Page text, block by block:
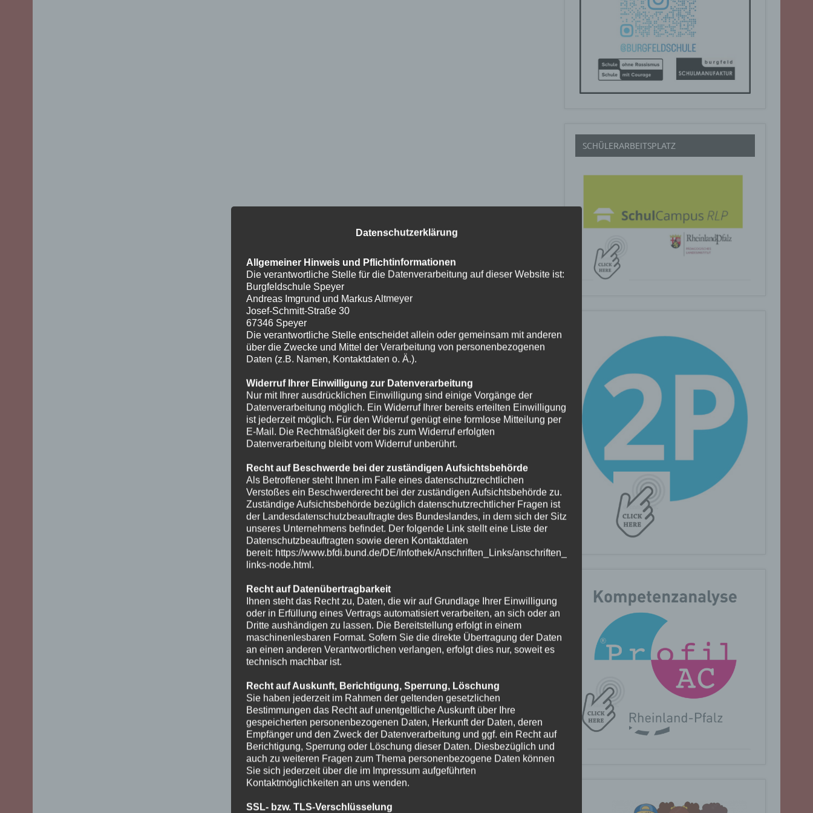
SCHÜLERARBEITSPLATZ
Datenschutzerklärung
Allgemeiner Hinweis und Pflichtinformationen
Die verantwortliche Stelle für die Datenverarbeitung auf dieser Website ist:
Burgfeldschule Speyer
Andreas Imgrund und Markus Altmeyer
Josef-Schmitt-Straße 30
67346 Speyer
Die verantwortliche Stelle entscheidet allein oder gemeinsam mit anderen
über die Zwecke und Mittel der Verarbeitung von personenbezogenen
Daten (z.B. Namen, Kontaktdaten o. Ä.).
Widerruf Ihrer Einwilligung zur Datenverarbeitung
Nur mit Ihrer ausdrücklichen Einwilligung sind einige Vorgänge der
Datenverarbeitung möglich. Ein Widerruf Ihrer bereits erteilten Einwilligung
ist jederzeit möglich. Für den Widerruf genügt eine formlose Mitteilung per
E-Mail. Die Rechtmäßigkeit der bis zum Widerruf erfolgten
Datenverarbeitung bleibt vom Widerruf unberührt.
Recht auf Beschwerde bei der zuständigen Aufsichtsbehörde
Als Betroffener steht Ihnen im Falle eines datenschutzrechtlichen
Verstoßes ein Beschwerderecht bei der zuständigen Aufsichtsbehörde zu.
Zuständige Aufsichtsbehörde bezüglich datenschutzrechtlicher Fragen ist
der Landesdatenschutzbeauftragte des Bundeslandes, in dem sich der Sitz
unseres Unternehmens befindet. Der folgende Link stellt eine Liste der
Datenschutzbeauftragten sowie deren Kontaktdaten
bereit: https://www.bfdi.bund.de/DE/Infothek/Anschriften_Links/anschriften_
links-node.html.
Recht auf Datenübertragbarkeit
Ihnen steht das Recht zu, Daten, die wir auf Grundlage Ihrer Einwilligung
oder in Erfüllung eines Vertrags automatisiert verarbeiten, an sich oder an
Dritte aushändigen zu lassen. Die Bereitstellung erfolgt in einem
maschinenlesbaren Format. Sofern Sie die direkte Übertragung der Daten
an einen anderen Verantwortlichen verlangen, erfolgt dies nur, soweit es
technisch machbar ist.
Recht auf Auskunft, Berichtigung, Sperrung, Löschung
Sie haben jederzeit im Rahmen der geltenden gesetzlichen
Bestimmungen das Recht auf unentgeltliche Auskunft über Ihre
gespeicherten personenbezogenen Daten, Herkunft der Daten, deren
Empfänger und den Zweck der Datenverarbeitung und ggf. ein Recht auf
Berichtigung, Sperrung oder Löschung dieser Daten. Diesbezüglich und
auch zu weiteren Fragen zum Thema personenbezogene Daten können
Sie sich jederzeit über die im Impressum aufgeführten
Kontaktmöglichkeiten an uns wenden.
SSL- bzw. TLS-Verschlüsselung